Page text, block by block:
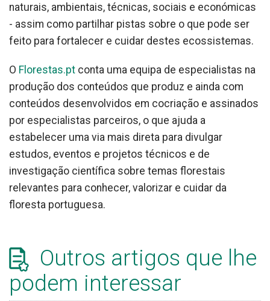
naturais, ambientais, técnicas, sociais e económicas
- assim como partilhar pistas sobre o que pode ser
feito para fortalecer e cuidar destes ecossistemas.
O Florestas.pt conta uma equipa de especialistas na
produção dos conteúdos que produz e ainda com
conteúdos desenvolvidos em cocriação e assinados
por especialistas parceiros, o que ajuda a
estabelecer uma via mais direta para divulgar
estudos, eventos e projetos técnicos e de
investigação científica sobre temas florestais
relevantes para conhecer, valorizar e cuidar da
floresta portuguesa.
Outros artigos que lhe
podem interessar